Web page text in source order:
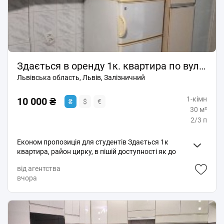
Підземний паркінг. Поруч супермаркет "Близенько",
міні-маркети, нова пошта, зупинка громадського
транспорту. Без тварин. +КП. БС.
Здається в оренду 1к. квартира по вул. Городоцька район цирку
Львівська область, Львів, Залізничний
10 000 ₴ ₴ $ €
1-кімн
30 м²
2/3 п
Економ пропозиція для студентів Здається 1к
квартира, район цирку, в пішій доступності як до
необхідні меблі та побутова техніка, опалення пічне.
Стан середній, без ремонтів. Беруть всіх. Без СП
від агентства
вчора